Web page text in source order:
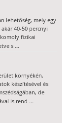
lehetőség, mely egy
40-50 percnyi
fizikai
s ...
környékén,
készítésével és
de
is rend ...